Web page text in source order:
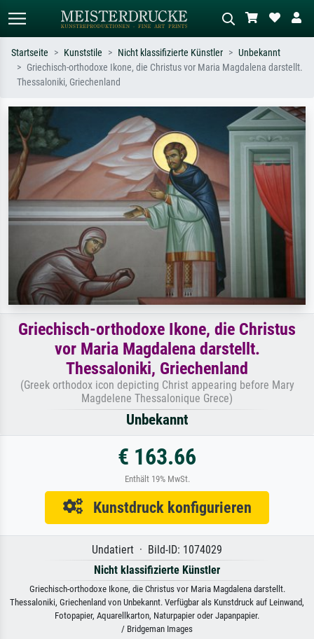
Standardsuche
oder Stilen – z.B. Monet,
Sternennacht, Impressionismus, Welle
Hokusai, Akt.
Wiese, Abstrakt mit viel Rot, Dunkles
Ölgemälde, Stehender Akt neben einem
Baum.
Startseite Kunststile Nicht klassifizierte Künstler
Unbekannt
Griechisch-orthodoxe Ikone, die Christus vor Maria Magdalena darstellt.
Thessaloniki, Griechenland
Griechisch-orthodoxe Ikone, die Christus
vor Maria Magdalena darstellt.
Thessaloniki, Griechenland
(Greek orthodox icon depicting Christ appearing before Mary
Magdelene Thessalonique Grece)
Unbekannt
€ 163.66
Enthält 19% MwSt.
Kunstdruck konfigurieren
Undatiert · Bild-ID: 1074029
Nicht klassifizierte Künstler
Griechisch-orthodoxe Ikone, die Christus vor Maria Magdalena darstellt.
Thessaloniki, Griechenland von Unbekannt. Verfügbar als Kunstdruck auf Leinwand,
Fotopapier, Aquarellkarton, Naturpapier oder Japanpapier.
/ Bridgeman Images